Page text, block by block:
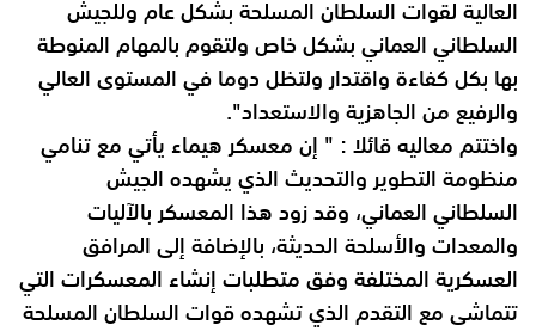
العالية لقوات السلطان المسلحة بشكل عام وللجيش
السلطانيالعماني بشكل خاص ولتقوم بالمهام المنوطة
بها بكل كفاءة واقتدار ولتظل دوما فيالمستوى العالي
والرفيع من الجاهزية والاستعداد".
واختتم معاليه قائلا : " إن معسكر هيماء يأتي مع تنامي
منظومة التطوير والتحديث الذييشهده الجيش
السلطاني العماني، وقد زود هذا المعسكر بالآليات
والمعدات والأسلحةالحديثة، بالإضافة إلى المرافق
العسكرية المختلفة وفق متطلبات إنشاء المعسكرات التي
تتماشى مع التقدم الذي تشهده قوات السلطان المسلحة